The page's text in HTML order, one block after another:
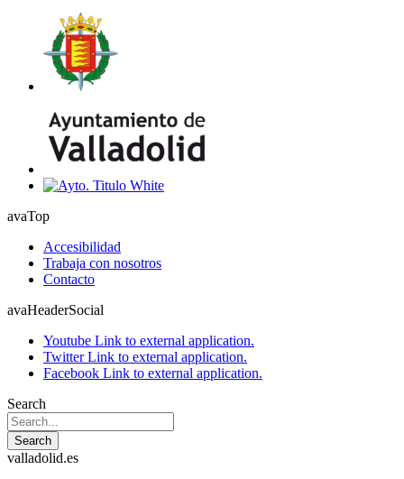
avaTop
Accesibilidad
Trabaja con nosotros
Contacto
avaHeaderSocial
Youtube Link to external application.
TwitterLink to external application.
Facebook Link to external application.
Search
Search
valladolid.es